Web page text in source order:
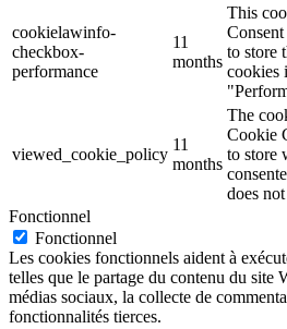
cookielawinfo-
checkbox-
performance
11
months
This
to store
cookies
viewed_cookie_policy
11
months
The
Cookie
to store
does
Fonctionnel
Fonctionnel
Les cookies fonctionnels aident à
telles que le partage du contenu du site
médias sociaux, la collecte de
fonctionnalités tierces.